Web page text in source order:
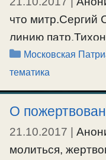
Ещё…
#мученик
что митр.Сергий
линию
с греческой
владычества. И
греческого
грехи иерархов
О.Серафим:
советскую
Рубрики
Московская
тематика
О
21.10.2017 |
молиться,